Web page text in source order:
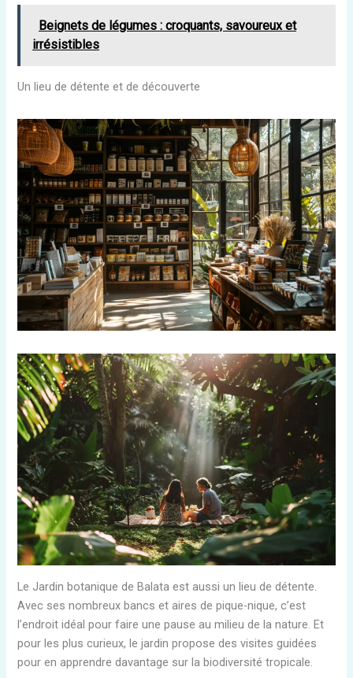
Beignets de légumes : croquants, savoureux et
irrésistibles
Un lieu de détente et de découverte
Le Jardin botanique de Balata est aussi un lieu de détente.
Avec ses nombreux bancs et aires de pique-nique, c’est
l’endroit idéal pour faire une pause au milieu de la nature. Et
pour les plus curieux, le jardin propose des visites guidées
pour en apprendre davantage sur la biodiversité tropicale.